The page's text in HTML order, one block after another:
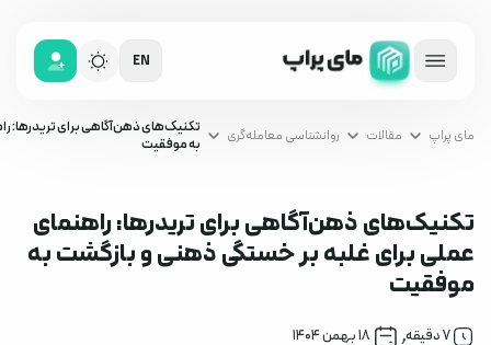
EN
مای پراپ مقالات روانشناسی معامله‌گری
تکنیک‌های ذهن‌آگاهی برای تریدرها:
به موفقیت
تکنیک‌های ذهن‌آگاهی برای تریدرها: راهنمای
عملی برای غلبه بر خستگی ذهنی و بازگشت به
موفقیت
7دقیقه, ۱۸ بهمن ۱۴۰۴
روانشناسی معامله‌گری